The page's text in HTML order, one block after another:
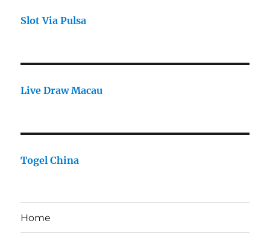
Slot Via Pulsa
Live Draw Macau
Togel China
Home